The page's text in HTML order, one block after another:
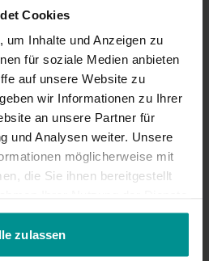
Cookies
um Inhalte und Anzeigen zu
für soziale Medien anbieten
auf unsere Website zu
wir Informationen zu Ihrer
an unsere Partner für
und Analysen weiter. Unsere
möglicherweise mit
die Sie ihnen bereitgestellt
zulassen
laden